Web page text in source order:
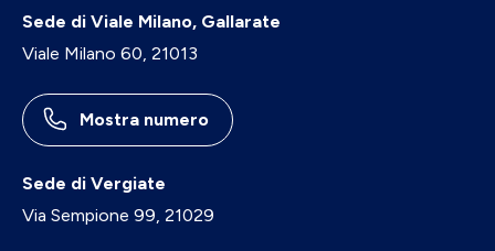
Sede di Viale Milano, Gallarate
Viale Milano 60, 21013
Mostra numero
Sede di Vergiate
Via Sempione 99, 21029